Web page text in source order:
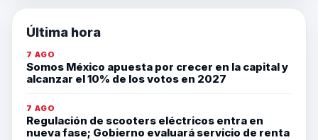
Última hora
7 AGO
Somos México apuesta por crecer en la capital y
alcanzar el 10% de los votos en 2027
7 AGO
Regulación de scooters eléctricos entra en
nueva fase; Gobierno evaluará servicio de renta